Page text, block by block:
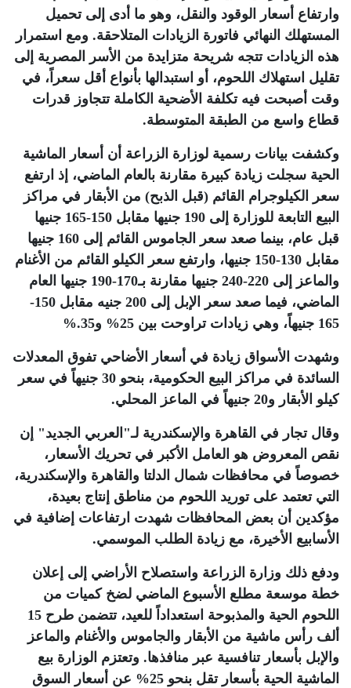
وارتفاع أسعار الوقود والنقل، وهو ما أدى إلى تحميل
المستهلك النهائي فاتورة الزيادات المتلاحقة. ومع استمرار
هذه الزيادات تتجه شريحة متزايدة من الأسر المصرية إلى
تقليل استهلاك اللحوم، أو استبدالها بأنواع أقل سعراً، في
وقت أصبحت فيه تكلفة الأضحية الكاملة تتجاوز قدرات
قطاع واسع من الطبقة المتوسطة.
وكشفت بيانات رسمية لوزارة الزراعة أن أسعار الماشية
الحية سجلت زيادة كبيرة مقارنة بالعام الماضي، إذ ارتفع
سعر الكيلوجرام القائم (قبل الذبح) من الأبقار في مراكز
البيع التابعة للوزارة إلى 190 جنيها مقابل 150-165 جنيها
قبل عام، بينما صعد سعر الجاموس القائم إلى 160 جنيها
مقابل 130-150 جنيها، وارتفع سعر الكيلو القائم من الأغنام
والماعز إلى 220-240 جنيها مقارنة بـ170-190 جنيها العام
الماضي، فيما صعد سعر الإبل إلى 200 جنيه مقابل 150-
165 جنيهاً، وهي زيادات تراوحت بين 25% و35
%.
وشهدت الأسواق زيادة في أسعار الأضاحي تفوق المعدلات
السائدة في مراكز البيع الحكومية، بنحو 30 جنيهاً في سعر
كيلو الأبقار و20 جنيهاً في الماعز المحلي.
وقال تجار في القاهرة والإسكندرية لـ"العربي الجديد" إن
نقص المعروض هو العامل الأكبر في تحريك الأسعار،
خصوصاً في محافظات شمال الدلتا والقاهرة والإسكندرية،
التي تعتمد على توريد اللحوم من مناطق إنتاج بعيدة،
مؤكدين أن بعض المحافظات شهدت ارتفاعات إضافية في
الأسابيع الأخيرة، مع زيادة الطلب الموسمي.
ودفع ذلك وزارة الزراعة واستصلاح الأراضي إلى إعلان
خطة موسعة مطلع الأسبوع الماضي لضخ كميات من
اللحوم الحية والمذبوحة استعداداً للعيد، تتضمن طرح 15
ألف رأس ماشية من الأبقار والجاموس والأغنام والماعز
والإبل بأسعار تنافسية عبر منافذها. وتعتزم الوزارة بيع
الماشية الحية بأسعار تقل بنحو 25% عن أسعار السوق